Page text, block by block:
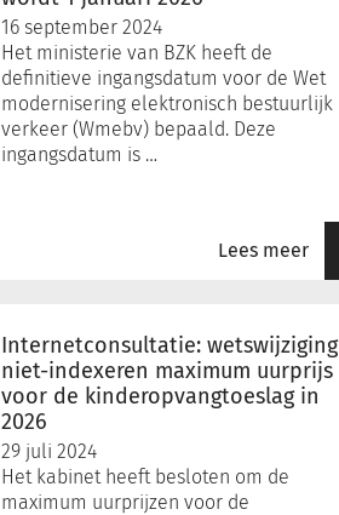
16 september 2024
Het ministerie van BZK heeft de
definitieve ingangsdatum voor de Wet
modernisering elektronisch bestuurlijk
verkeer (Wmebv) bepaald. Deze
ingangsdatum is …
Lees meer
Internetconsultatie: wetswijziging
niet-indexeren maximum uurprijs
voor de kinderopvangtoeslag in
2026
29 juli 2024
Het kabinet heeft besloten om de
maximum uurprijzen voor de